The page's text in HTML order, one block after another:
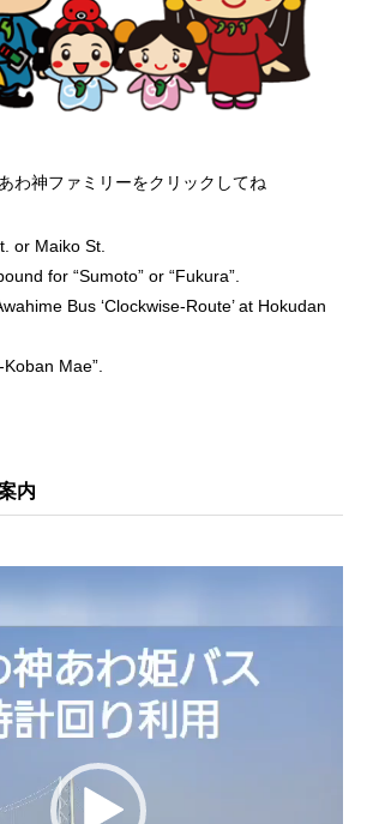
わ神ファミリーをクリックしてね
or Maiko St.
for “Sumoto” or “Fukura”.
Bus ‘Clockwise-Route’ at Hokudan
Mae”.
内